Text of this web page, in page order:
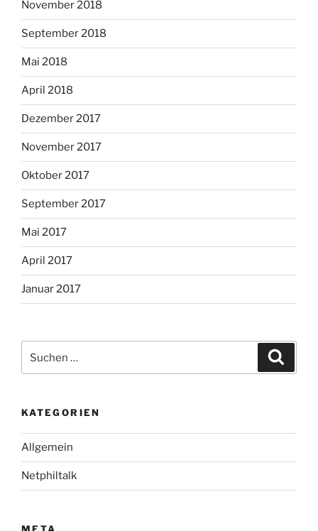
November 2018
September 2018
Mai 2018
April 2018
Dezember 2017
November 2017
Oktober 2017
September 2017
Mai 2017
April 2017
Januar 2017
nach:
KATEGORIEN
Allgemein
Netphiltalk
META